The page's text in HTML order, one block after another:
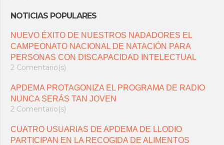
NOTICIAS POPULARES
NUEVO ÉXITO DE NUESTROS NADADORES EL
CAMPEONATO NACIONAL DE NATACIÓN PARA
PERSONAS CON DISCAPACIDAD INTELECTUAL
2 Comentario(s)
APDEMA PROTAGONIZA EL PROGRAMA DE RADIO
NUNCA SERÁS TAN JOVEN
2 Comentario(s)
CUATRO USUARIAS DE APDEMA DE LLODIO
PARTICIPAN EN LA RECOGIDA DE ALIMENTOS